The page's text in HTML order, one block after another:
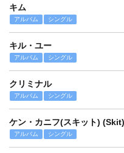
キム
アルバム シングル
キル・ユー
アルバム シングル
クリミナル
アルバム シングル
ケン・カニフ(スキット) (Skit)
アルバム シングル